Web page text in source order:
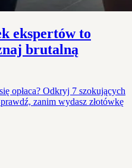
ekspertów to
brutalną
opłaca? Odkryj 7 szokujących
zanim wydasz złotówkę